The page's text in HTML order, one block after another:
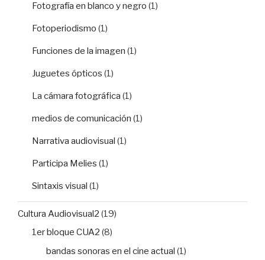
Fotografía en blanco y negro (1)
Fotoperiodismo (1)
Funciones de la imagen (1)
Juguetes ópticos (1)
La cámara fotográfica (1)
medios de comunicación (1)
Narrativa audiovisual (1)
Participa Melies (1)
Sintaxis visual (1)
Cultura Audiovisual2 (19)
1er bloque CUA2 (8)
bandas sonoras en el cine actual (1)